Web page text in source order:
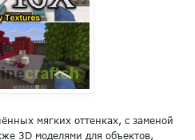
мягких оттенках, с заменой
3D моделями для объектов,